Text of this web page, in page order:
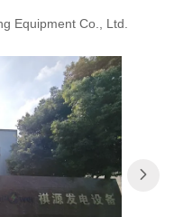
Equipment Co., Ltd.